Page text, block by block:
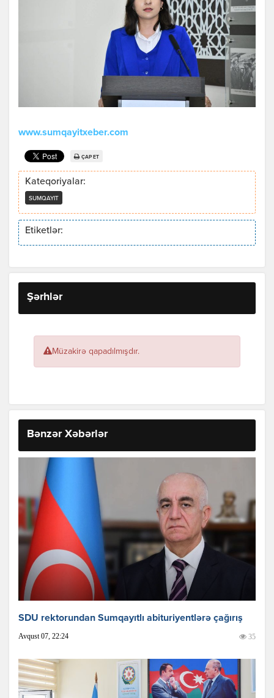
www.sumqayitxeber.com
ÇAP ET
Kateqoriyalar:
SUMQAYIT
Etiketlər:
Şərhlər
Müzakirə qapadılmışdır.
Bənzər Xəbərlər
SDU rektorundan Sumqayıtlı abituriyentlərə çağırış
Avqust 07, 22:24 35